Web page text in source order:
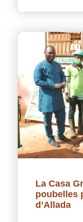
La Casa
poubelles
d’Allada